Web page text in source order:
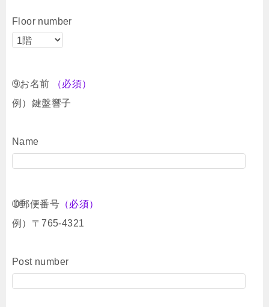
Floor number
➈お名前
（必須）
例）鍵盤響子
Name
➉郵便番号 （必須）
例）〒765-4321
Post number